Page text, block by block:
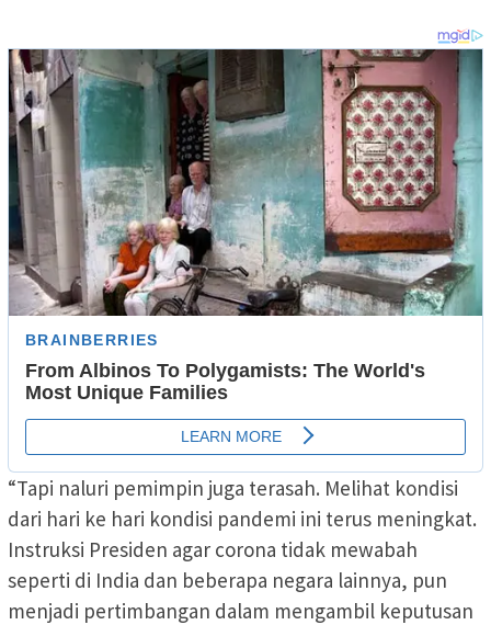
“Tapi naluri pemimpin juga terasah. Melihat kondisi
dari hari ke hari kondisi pandemi ini terus meningkat.
Instruksi Presiden agar corona tidak mewabah
seperti di India dan beberapa negara lainnya, pun
menjadi pertimbangan dalam mengambil keputusan